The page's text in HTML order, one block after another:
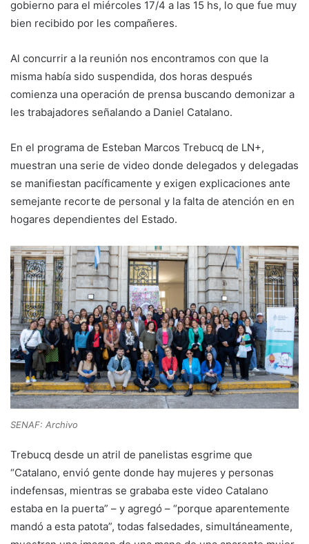
gobierno para el miércoles 17/4 a las 15 hs, lo que fue muy
bien recibido por les compañeres.
Al concurrir a la reunión nos encontramos con que la
misma había sido suspendida, dos horas después
comienza una operación de prensa buscando demonizar a
les trabajadores señalando a Daniel Catalano.
En el programa de Esteban Marcos Trebucq de LN+,
muestran una serie de video donde delegados y delegadas
se manifiestan pacíficamente y exigen explicaciones ante
semejante recorte de personal y la falta de atención en en
hogares dependientes del Estado.
SENAF: Archivo
Trebucq desde un atril de panelistas esgrime que
“Catalano, envió gente donde hay mujeres y personas
indefensas, mientras se grababa este video Catalano
estaba en la puerta” – y agregó – “porque aparentemente
mandó a esta patota”, todas falsedades, simultáneamente,